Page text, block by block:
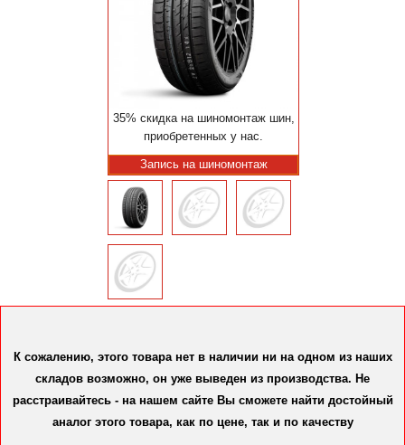
35% скидка на шиномонтаж шин,
приобретенных у нас.
Запись на шиномонтаж
К сожалению, этого товара нет в наличии ни на одном из наших
складов возможно, он уже выведен из производства. Не
расстраивайтесь - на нашем сайте Вы сможете найти достойный
аналог этого товара, как по цене, так и по качеству